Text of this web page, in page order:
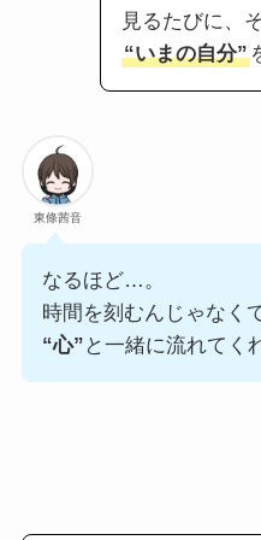
見るたびに、
“いまの自分”
東條茜音
なるほど…。
時間を刻むんじゃなくて
“心” と一緒に流れてく